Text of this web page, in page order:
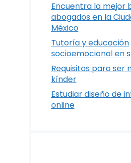
Encuentra la mejor
abogados en la
México
Tutoría y educación
socioemocional en
Requisitos para ser
kínder
Estudiar diseño de
online